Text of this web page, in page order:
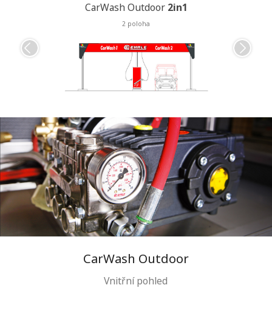
CarWash Outdoor 2in1
2 poloha
CarWash Outdoor
Vnitřní pohled